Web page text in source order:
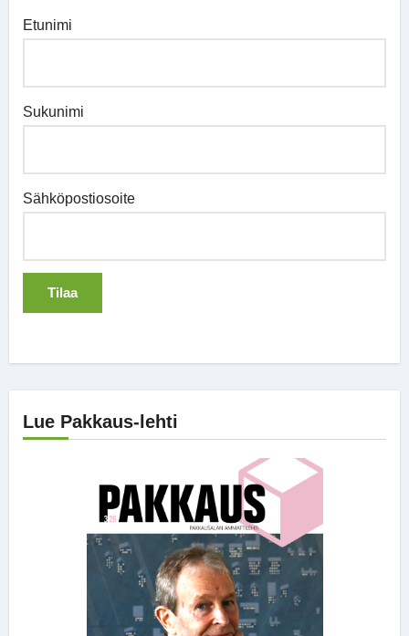
Etunimi
Sukunimi
Sähköpostiosoite
Lue Pakkaus-lehti